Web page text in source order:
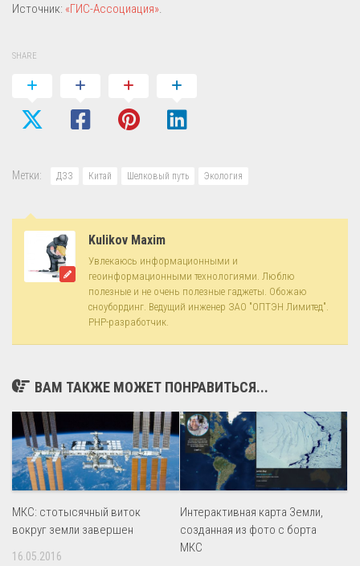
Источник: «ГИС-Ассоциация».
SHARE
Метки: ДЗЗ Китай Шелковый путь Экология
Kulikov Maxim
Увлекаюсь информационными и
геоинформационными технологиями. Люблю
полезные и не очень полезные гаджеты. Обожаю
сноубординг. Ведущий инженер ЗАО "ОПТЭН Лимитед".
PHP-разработчик.
ВАМ ТАКЖЕ МОЖЕТ ПОНРАВИТЬСЯ...
МКС: стотысячный виток
вокруг земли завершен
16.05.2016
Интерактивная карта Земли,
созданная из фото с борта
МКС